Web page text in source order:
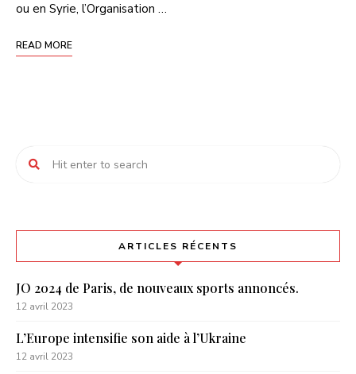
ou en Syrie, l’Organisation …
READ MORE
ARTICLES RÉCENTS
JO 2024 de Paris, de nouveaux sports annoncés.
12 avril 2023
L’Europe intensifie son aide à l’Ukraine
12 avril 2023